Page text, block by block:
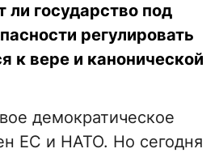
государство под
регулировать
к вере и канонической
демократическое
ЕС и НАТО. Но сегодня